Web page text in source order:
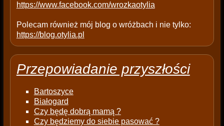
https://www.facebook.com/wrozkaotylia
Polecam również mój blog o wróżbach i nie tylko:
https://blog.otylia.pl
Przepowiadanie przyszłości
Bartoszyce
Białogard
Czy będę dobrą mamą ?
Czy będziemy do siebie pasować ?